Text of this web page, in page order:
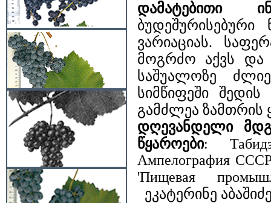
დამატებითი
ვარიაციას.
მოგრძო აქვს და
საშუალოზე
სიმწიფეში
გამძლეა ზამთრის
დღევანდელი
წყაროები:
Ампелография
'Пищевая
ეკატერინე